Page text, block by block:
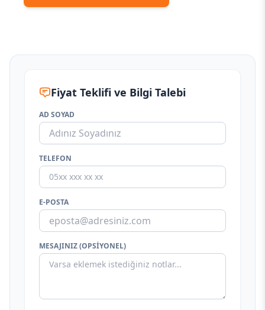
Fiyat Teklifi ve Bilgi Talebi
AD SOYAD
TELEFON
E-POSTA
MESAJINIZ (OPSIYONEL)